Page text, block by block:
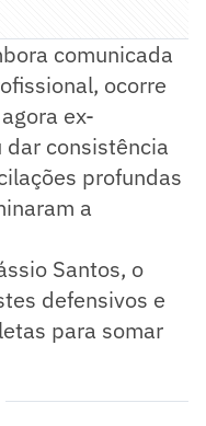
comunicada
ocorre
ex-
dar consistência
profundas
a
Santos, o
defensivos e
para somar